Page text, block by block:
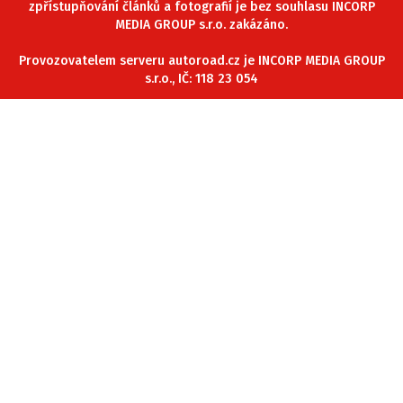
ELEKTRO
NOVINKY ZE SVĚTA EV
TESTY ELEKTROMOBILŮ
zpřístupňování článků a fotografií je bez souhlasu INCORP
MEDIA GROUP s.r.o. zakázáno.
Provozovatelem serveru autoroad.cz je INCORP MEDIA GROUP
s.r.o., IČ: 118 23 054